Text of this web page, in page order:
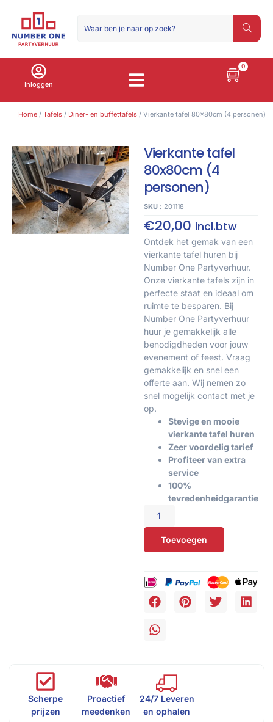
Inloggen
0
Home / Tafels / Diner- en buffettafels / Vierkante tafel 80x80cm (4 personen)
Vierkante tafel
80x80cm (4
personen)
SKU : 201118
€20,00 incl.btw
Ontdek het gemak van een
vierkante tafel huren bij
Number One Partyverhuur.
Onze vierkante tafels zijn in
perfecte staat en ideaal om
ruimte te besparen. Bij
Number One Partyverhuur
huur je gemakkelijk alle
benodigdheden voor jouw
evenement of feest. Vraag
gemakkelijk en snel een
offerte aan. Wij nemen zo
snel mogelijk contact met je
op.
Stevige en mooie
vierkante tafel huren
Zeer voordelig tarief
Profiteer van extra
service
100%
tevredenheidgarantie
Toevoegen
Scherpe
prijzen
Proactief
meedenken
24/7 Leveren
en ophalen